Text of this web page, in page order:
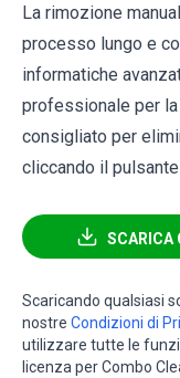
La rimozione
processo lungo e
informatiche
professionale per
consigliato per
cliccando il
Scaricando qualsiasi
nostre Condizioni di
utilizzare tutte le
licenza per Combo